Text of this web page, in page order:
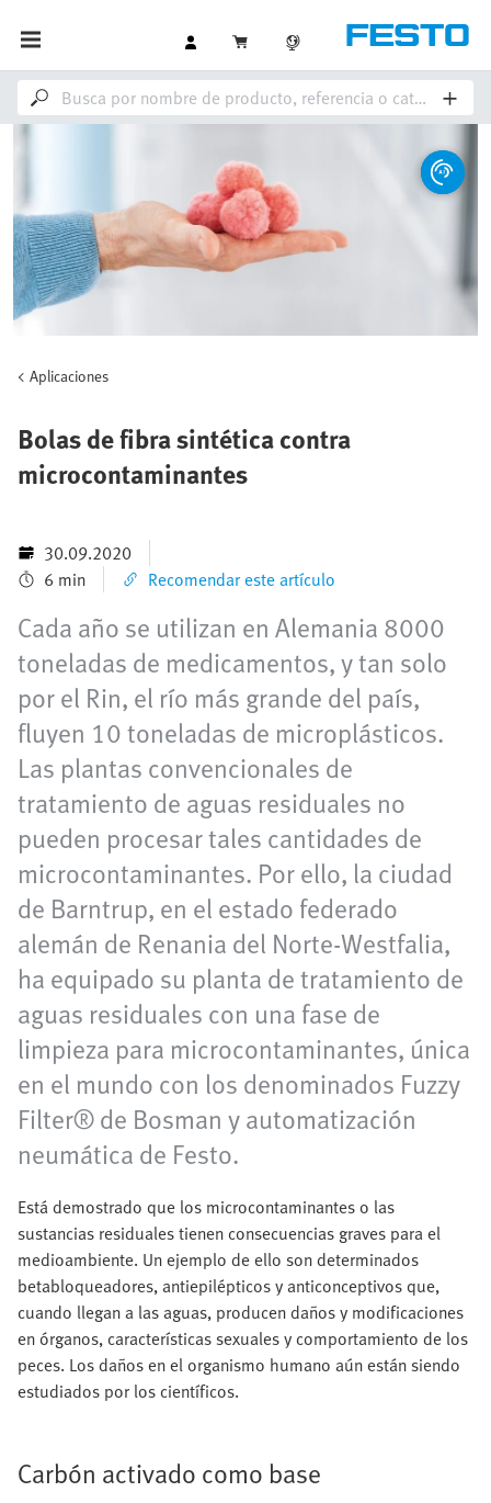
Aplicaciones
Bolas de fibra sintética contra
microcontaminantes
30.09.2020
6 min
Recomendar este artículo
Cada año se utilizan en Alemania 8000
toneladas de medicamentos, y tan solo
por el Rin, el río más grande del país,
fluyen 10 toneladas de microplásticos.
Las plantas convencionales de
tratamiento de aguas residuales no
pueden procesar tales cantidades de
microcontaminantes. Por ello, la ciudad
de Barntrup, en el estado federado
alemán de Renania del Norte-Westfalia,
ha equipado su planta de tratamiento de
aguas residuales con una fase de
limpieza para microcontaminantes, única
en el mundo con los denominados Fuzzy
Filter® de Bosman y automatización
neumática de Festo.
Está demostrado que los microcontaminantes o las
sustancias residuales tienen consecuencias graves para el
medioambiente. Un ejemplo de ello son determinados
betabloqueadores, antiepilépticos y anticonceptivos que,
cuando llegan a las aguas, producen daños y modificaciones
en órganos, características sexuales y comportamiento de los
peces. Los daños en el organismo humano aún están siendo
estudiados por los científicos.
Carbón activado como base